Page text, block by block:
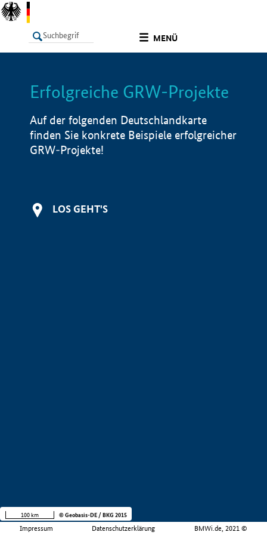
MENÜ
LISTE Info
Erfolgreiche GRW-Projekte
Auf der folgenden Deutschlandkarte
finden Sie konkrete Beispiele erfolgreicher
GRW-Projekte!
LOS GEHT'S
Impressum Datenschutzerklärung BMWi.de, 2021 ©
100 km © Geobasis-DE / BKG 2015